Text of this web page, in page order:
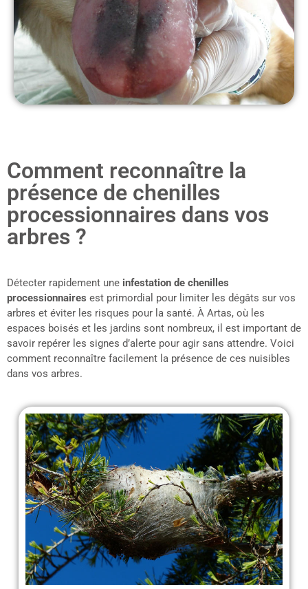
Comment reconnaître la
présence de chenilles
processionnaires dans vos
arbres ?
Détecter rapidement une infestation de chenilles
processionnaires est primordial pour limiter les dégâts sur vos
arbres et éviter les risques pour la santé. À Artas, où les
espaces boisés et les jardins sont nombreux, il est important de
savoir repérer les signes d’alerte pour agir sans attendre. Voici
comment reconnaître facilement la présence de ces nuisibles
dans vos arbres.